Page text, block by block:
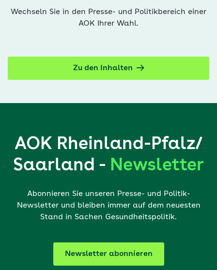
Wechseln Sie in den Presse- und Politikbereich einer
AOK Ihrer Wahl.
Zu den Inhalten
AOK Rheinland-Pfalz/
Saarland - Newsletter
Abonnieren Sie unseren Presse- und Politik-
Newsletter und bleiben immer auf dem neuesten
Stand in Sachen Gesundheitspolitik.
Newsletter abonnieren